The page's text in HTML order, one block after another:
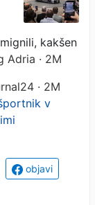
kakšen
Adria · 2M
· 2M
v
objavi